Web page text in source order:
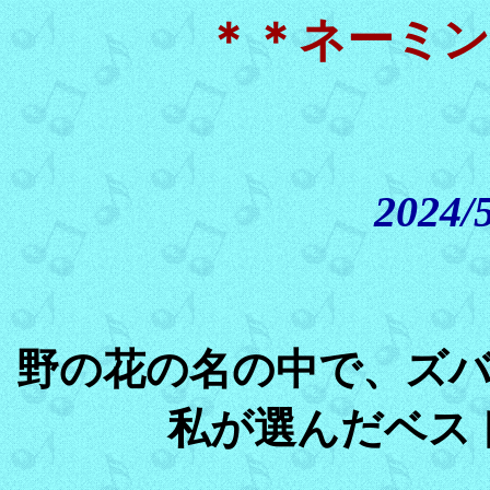
＊＊ネーミ
野の花の名の中で、ズ
私が選んだベス